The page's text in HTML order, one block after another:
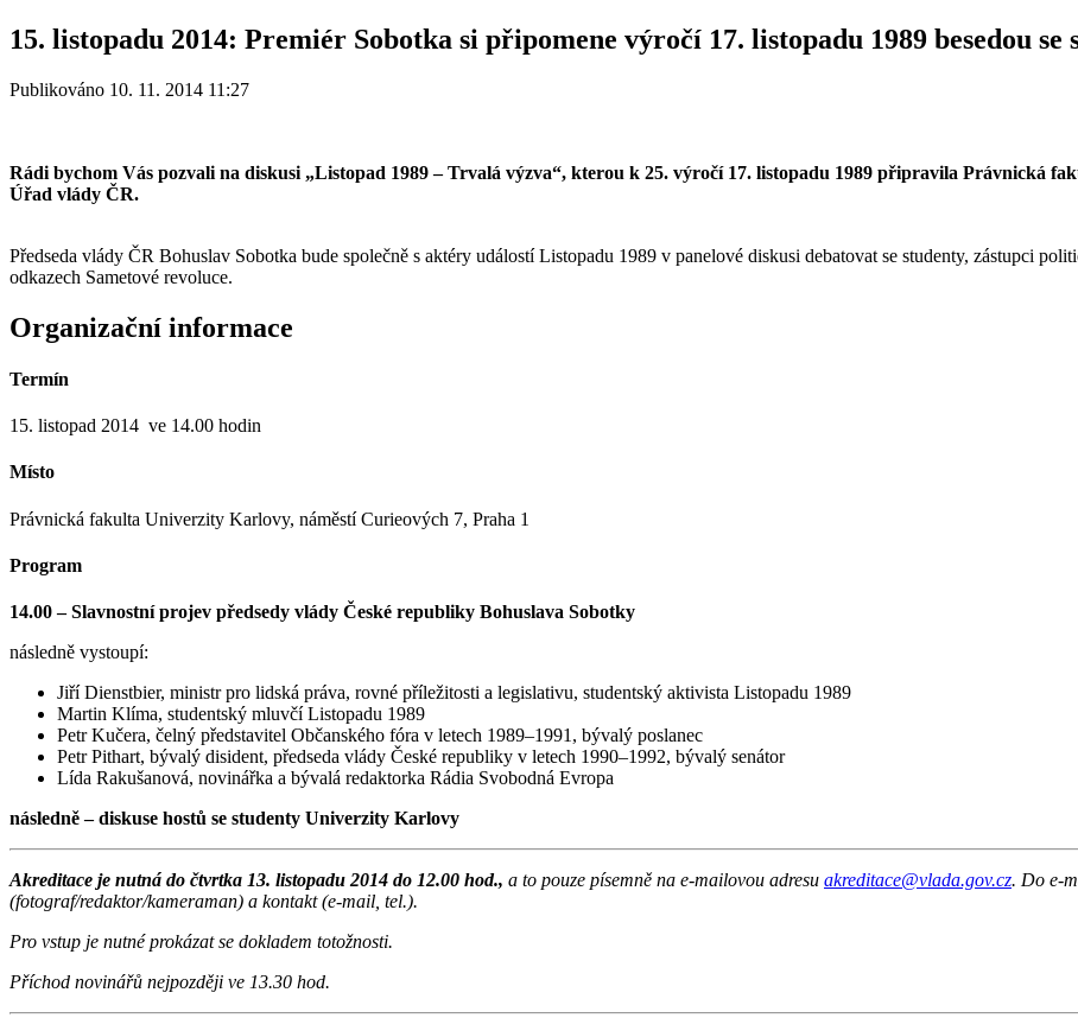
15. listopadu 2014: Premiér Sobotka si připomene výročí 17. listopadu 1989 besedou
Publikováno 10. 11. 2014 11:27
Rádi bychom Vás pozvali na diskusi „Listopad 1989 – Trvalá výzva“, kterou k 25. výročí 17. listopadu 1989 připravila Právnická
Úřad vlády ČR.
Předseda vlády ČR Bohuslav Sobotka bude společně s aktéry událostí Listopadu 1989 v panelové diskusi debatovat se studenty, zástupci
odkazech Sametové revoluce.
Organizační informace
Termín
15. listopad 2014 ve 14.00 hodin
Místo
Právnická fakulta Univerzity Karlovy, náměstí Curieových 7, Praha 1
Program
14.00 – Slavnostní projev předsedy vlády České republiky Bohuslava Sobotky
následně vystoupí:
Jiří Dienstbier, ministr pro lidská práva, rovné příležitosti a legislativu, studentský aktivista Listopadu 1989
Martin Klíma, studentský mluvčí Listopadu 1989
Petr Kučera, čelný představitel Občanského fóra v letech 1989–1991, bývalý poslanec
Petr Pithart, bývalý disident, předseda vlády České republiky v letech 1990–1992, bývalý senátor
Lída Rakušanová, novinářka a bývalá redaktorka Rádia Svobodná Evropa
následně – diskuse hostů se studenty Univerzity Karlovy
Akreditace je nutná do čtvrtka 13. listopadu 2014 do 12.00 hod., a to pouze písemně na e-mailovou adresu akreditace@vlada.gov.cz. Do e-
(fotograf/redaktor/kameraman) a kontakt (e-mail, tel.).
Pro vstup je nutné prokázat se dokladem totožnosti.
Příchod novinářů nejpozději ve 13.30 hod.